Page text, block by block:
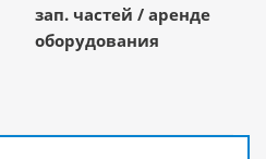
зап. частей / аренде
оборудования